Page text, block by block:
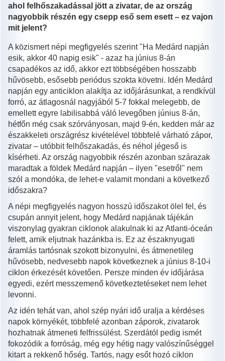
ahol felhőszakadással jött a zivatar, de az ország
nagyobbik részén egy csepp eső sem esett – ez vajon
mit jelent?
A közismert népi megfigyelés szerint "Ha Medárd napján
esik, akkor 40 napig esik" - azaz ha június 8-án
csapadékos az idő, akkor ezt többségében hosszabb
hűvösebb, esősebb periódus szokta követni. Idén Medárd
napján egy anticiklon alakítja az időjárásunkat, a rendkívül
forró, az átlagosnál nagyjából 5-7 fokkal melegebb, de
emellett egyre labilisabbá váló levegőben június 8-án,
hétfőn még csak szórványosan, majd 9-én, kedden már az
északkeleti országrész kivételével többfelé várható zápor,
zivatar – utóbbit felhőszakadás, és néhol jégeső is
kísérheti. Az ország nagyobbik részén azonban szárazak
maradtak a földek Medárd napján – ilyen "esetről" nem
szól a mondóka, de lehet-e valamit mondani a következő
időszakra?
A népi megfigyelés nagyon hosszú időszakot ölel fel, és
csupán annyit jelent, hogy Medárd napjának tájékán
viszonylag gyakran ciklonok alakulnak ki az Atlanti-óceán
felett, amik eljutnak hazánkba is. Ez az északnyugati
áramlás tartósnak szokott bizonyulni, és átmenetileg
hűvösebb, nedvesebb napok következnek a június 8-10-i
ciklon érkezését követően. Persze minden év időjárása
egyedi, ezért messzemenő következtetéseket nem lehet
levonni.
Az idén tehát van, ahol szép nyári idő uralja a kérdéses
napok környékét, többfelé azonban záporok, zivatarok
hozhatnak átmeneti felfrissülést. Szerdától pedig ismét
fokozódik a forróság, még egy hétig nagy valószínűséggel
kitart a rekkenő hőség. Tartós, nagy esőt hozó ciklon